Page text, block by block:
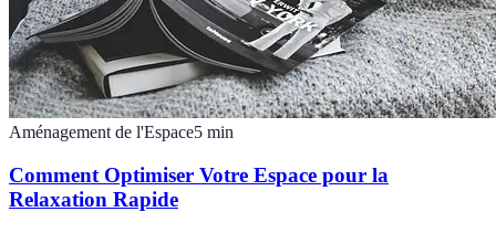
Aménagement de l'Espace5 min
Comment Optimiser Votre Espace pour la
Relaxation Rapide